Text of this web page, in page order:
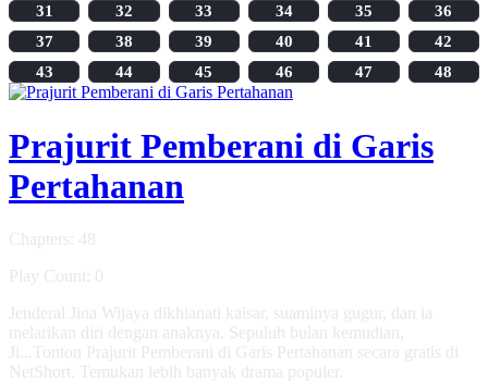
31
32 33 34 35
36
37
38 39 40 41
42
43
44 45 46 47 48
Prajurit Pemberani di Garis
Pertahanan
Chapters: 48
Play Count: 0
Jenderal Jina Wijaya dikhianati kaisar, suaminya gugur, dan ia
melarikan diri dengan anaknya. Sepuluh bulan kemudian,
Ji...Tonton Prajurit Pemberani di Garis Pertahanan secara gratis di
NetShort. Temukan lebih banyak drama populer.